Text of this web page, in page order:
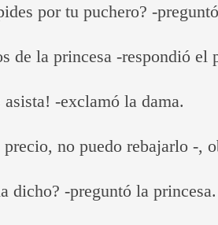
por tu puchero? -
de la princesa -respondió el
asista! -exclamó la dama.
precio, no puedo rebajarlo -,
dicho? -preguntó la princesa.